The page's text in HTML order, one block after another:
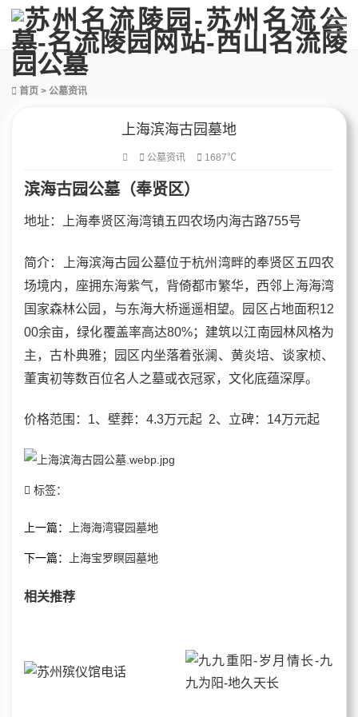
首页 > 公墓资讯
上海滨海古园墓地
公墓资讯 1687℃
滨海古园公墓（奉贤区）
地址：上海奉贤区海湾镇五四农场内海古路755号
简介：上海滨海古园公墓位于杭州湾畔的奉贤区五四农
场境内，座拥东海紫气，背倚都市繁华，西邻上海海湾
国家森林公园，与东海大桥遥遥相望。园区占地面积12
00余亩，绿化覆盖率高达80%；建筑以江南园林风格为
主，古朴典雅；园区内坐落着张澜、黄炎培、谈家桢、
董寅初等数百位名人之墓或衣冠冢，文化底蕴深厚。
价格范围：1、壁葬：4.3万元起 2、立碑：14万元起
标签：
上一篇： 上海海湾寝园墓地
下一篇： 上海宝罗瞑园墓地
相关推荐